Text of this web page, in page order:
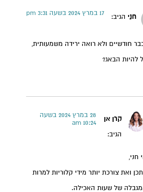
חני הגיב:
17 במרץ 2024 בשעה 3:31 pm
חודשיים ולא רואה ירידה משמעותית,
להיות הבאג?
קרן אן
הגיב:
28 במרץ 2024 בשעה
10:24 am
חני,
ואת צורכת יותר מידי קלוריות למרות
של שעות האכילה.